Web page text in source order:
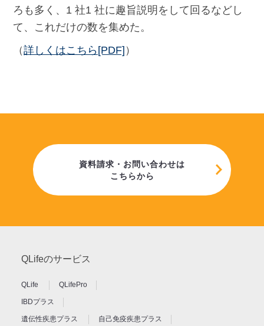
ろも多く、1 社1 社に趣旨説明をして回るなどし
て、これだけの数を集めた。
（詳しくはこちら[PDF] ）
資料請求・お問い合わせは
こちらから
QLifeのサービス
QLife QLifePro
IBDプラス
遺伝性疾患プラス 自己免疫疾患プラス